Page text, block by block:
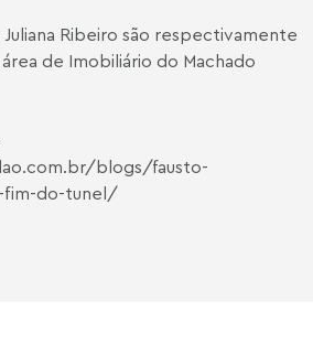
Juliana Ribeiro são respectivamente
de Imobiliário do Machado
blogs/fausto-
fim-do-tunel/